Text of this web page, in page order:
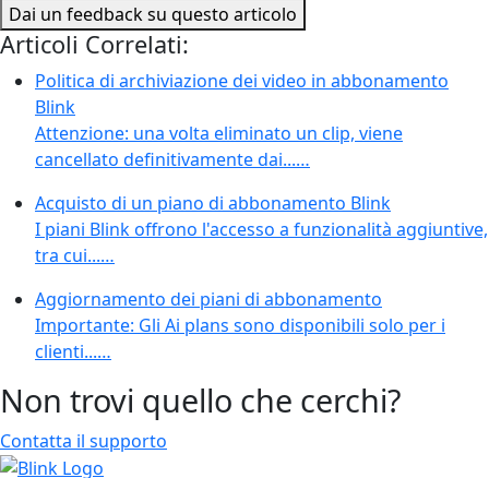
Dai un feedback su questo articolo
Articoli Correlati:
Politica di archiviazione dei video in abbonamento
Blink
Attenzione: una volta eliminato un clip, viene
cancellato definitivamente dai...…
Acquisto di un piano di abbonamento Blink
I piani Blink offrono l'accesso a funzionalità aggiuntive,
tra cui...…
Aggiornamento dei piani di abbonamento
Importante: Gli Ai plans sono disponibili solo per i
clienti...…
Non trovi quello che cerchi?
Contatta il supporto